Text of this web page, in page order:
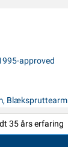
approved
Blækspruttearm
35 års erfaring